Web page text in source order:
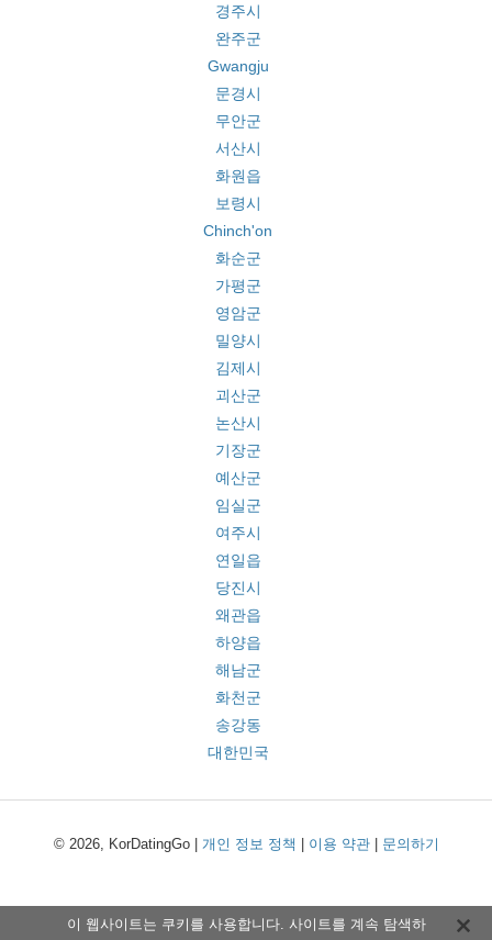
경주시
완주군
Gwangju
문경시
무안군
서산시
화원읍
보령시
Chinch'on
화순군
가평군
영암군
밀양시
김제시
괴산군
논산시
기장군
예산군
임실군
여주시
연일읍
당진시
왜관읍
하양읍
해남군
화천군
송강동
대한민국
© 2026, KorDatingGo | 개인 정보 정책 이용 약관| 문의하기
이 웹사이트는 쿠키를 사용합니다. 사이트를 계속 탐색하